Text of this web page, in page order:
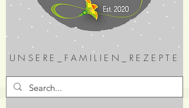
UNSERE_FAMILIEN_REZEPTE